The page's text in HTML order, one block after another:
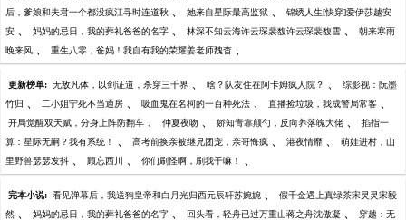
后，爹娘和夫君一个都没疯江寻时连道秋 、 她来自星际最高监狱 、 锦绣人生[快穿]爱伊莎越安
安 、 妈妈的忌日，我的葬礼爸爸的名字 、 林深不知云海许云琛裴馥许云琛裴馥雪 、 朝来寒雨
晚来风 、 重生八零，爸妈！我自有我的荣耀姜老师魏杳 、
更新榜单: 无敌凡体，以剑证道，杀穿三千界 、 啥？队友住在阿卡姆疯人院？ 、 综影视：阮墨
竹归 、 二小姐宁死不当通房 、 吸血鬼在名柯的一百种死法 、 直播捡垃圾，我成警局常客 、
开局觉醒双天赋，分身上阵防翻车 、 仲夏夜吻 、 娇知青靠颠勺，反向养落魄大佬 、 掐指一
算：星际无嗣？我有系统！ 、 高考前换亲被继兄团宠，亲哥悔疯 、 港夜情靡 、 萌娃进村，山
里野兽瑟瑟发抖 、 顾忘西川 、 你们刷怪啊，刷我干嘛！ 、
完本小说: 看见弹幕后，我送狗皇帝和白月光归西元辰轩苏婉婉 、 假千金遇上真绿茶宋灵灵宋毅
然 、 妈妈的忌日，我的葬礼爸爸的名字 、 回头看，轻舟已过万重山蒋之舟沈傲凝 、 穿越：无